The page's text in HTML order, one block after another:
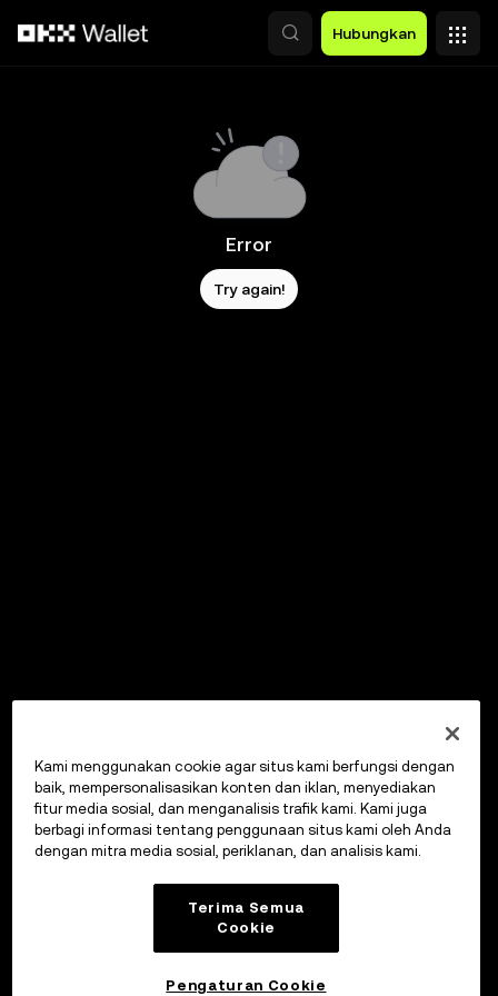
Hubungkan
Error
Try again!
Kami menggunakan cookie agar situs kami berfungsi dengan
baik, mempersonalisasikan konten dan iklan, menyediakan
fitur media sosial, dan menganalisis trafik kami. Kami juga
berbagi informasi tentang penggunaan situs kami oleh Anda
dengan mitra media sosial, periklanan, dan analisis kami.
Terima Semua
Cookie
Pengaturan Cookie